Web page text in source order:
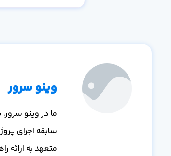
وینو سرور
ما در وینو
سابقه اجرای
متعهد به ارائه